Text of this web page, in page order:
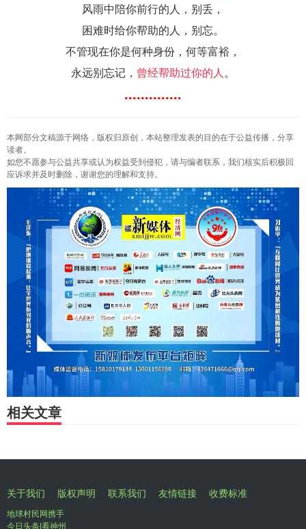
风雨中陪你前行的人，别丢，
困难时给你帮助的人，别忘。
不管现在你是何种身份，何等富裕，
永远别忘记， 曾经帮助过你的人 。
..............
本网部分文稿源于网络，版权归原创，本站整理发表的目的在于公益传播，分享
读者。
如您不愿参与公益共享或认为权益受到侵犯，请与编者联系，我们核实后积极回
应诉求并及时删除，谢谢您的理解和支持。
相关文章
关于我们 版权声明 联系我们 友情链接 收费标准
地球村民网携手
今日头条|看神州